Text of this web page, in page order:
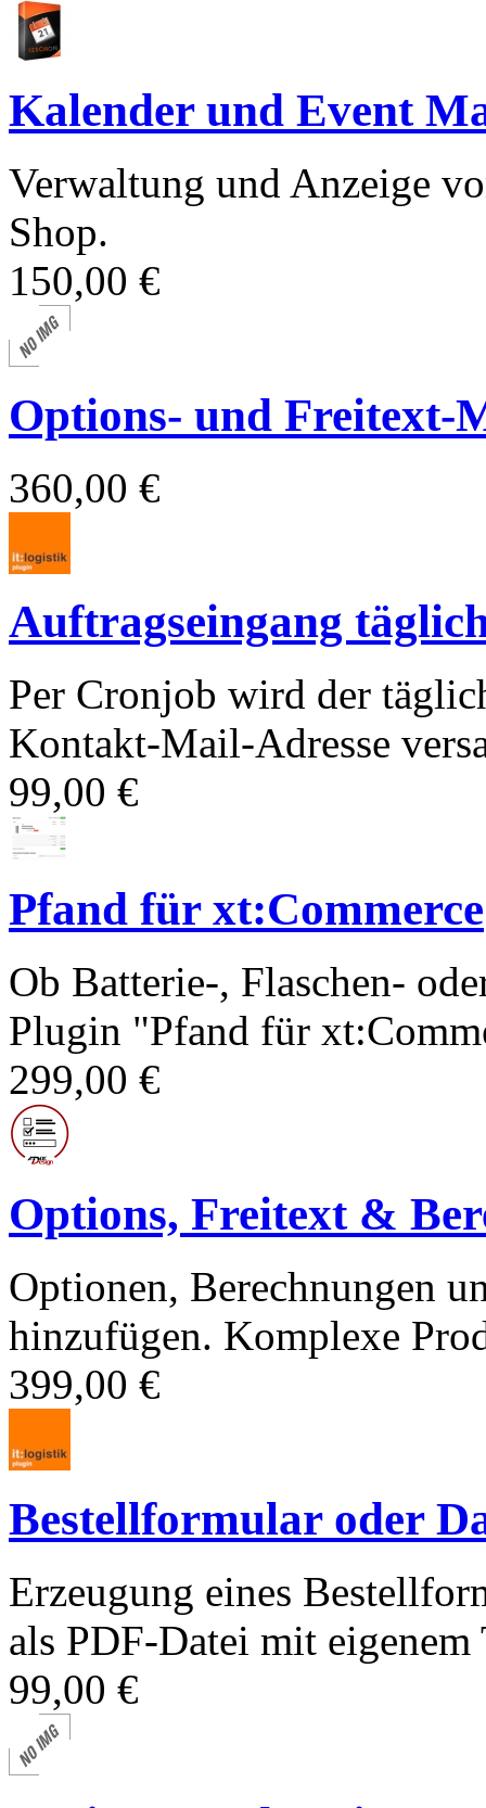
Kalender und Event
Verwaltung und Anzeige
Shop.
150,00 €
Options- und Freitext-
360,00 €
Auftragseingang
Per Cronjob wird der
Kontakt-Mail-Adresse
99,00 €
Pfand für xt:Commerce
Ob Batterie-, Flaschen-
Plugin "Pfand für
299,00 €
Options, Freitext &
Optionen, Berechnungen
hinzufügen. Komplexe
399,00 €
Bestellformular oder
Erzeugung eines
als PDF-Datei mit eigenem
99,00 €